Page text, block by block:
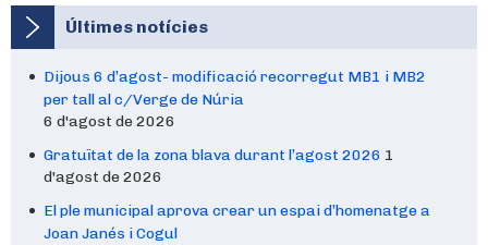
Últimes notícies
Dijous 6 d’agost- modificació recorregut MB1 i MB2
per tall al c/Verge de Núria
6 d'agost de 2026
Gratuïtat de la zona blava durant l’agost 2026 1
d'agost de 2026
El ple municipal aprova crear un espai d’homenatge a
Joan Janés i Cogul